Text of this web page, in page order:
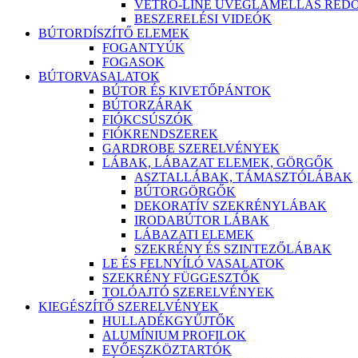
VETRO-LINE ÜVEGLAMELLÁS
BESZERELÉSI VIDEÓK
BÚTORDÍSZÍTŐ ELEMEK
FOGANTYÚK
FOGASOK
BÚTORVASALATOK
BÚTOR ÉS KIVETŐPÁNTOK
BÚTORZÁRAK
FIÓKCSÚSZÓK
FIÓKRENDSZEREK
GARDROBE SZERELVÉNYEK
LÁBAK, LÁBAZAT ELEMEK, GÖRGŐK
ASZTALLÁBAK, TÁMASZTÓLÁBAK
BÚTORGÖRGŐK
DEKORATÍV SZEKRÉNYLÁBAK
IRODABÚTOR LÁBAK
LÁBAZATI ELEMEK
SZEKRÉNY ÉS SZINTEZŐLÁBAK
LE ÉS FELNYÍLÓ VASALATOK
SZEKRÉNY FÜGGESZTŐK
TOLÓAJTÓ SZERELVÉNYEK
KIEGÉSZÍTŐ SZERELVÉNYEK
HULLADÉKGYŰJTŐK
ALUMÍNIUM PROFILOK
EVŐESZKÖZTARTÓK